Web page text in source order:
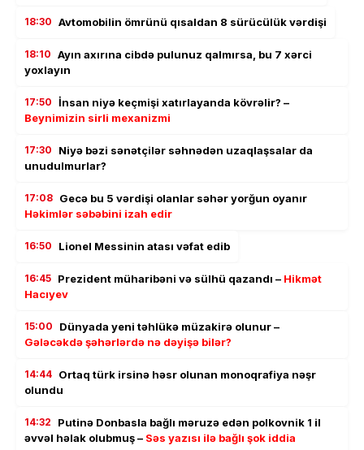
18:30 Avtomobilin ömrünü qısaldan 8 sürücülük vərdişi
18:10 Ayın axırına cibdə pulunuz qalmırsa, bu 7 xərci
yoxlayın
17:50 İnsan niyə keçmişi xatırlayanda kövrəlir? –
Beynimizin sirli mexanizmi
17:30
Niyə bəzi sənətçilər səhnədən uzaqlaşsalar da
unudulmurlar?
17:08 Gecə bu 5 vərdişi olanlar səhər yorğun oyanır
Həkimlər səbəbini izah edir
16:50 Lionel Messinin atası vəfat edib
16:45 Prezident müharibəni və sülhü qazandı – Hikmət
Hacıyev
15:00
Dünyada yeni təhlükə müzakirə olunur –
Gələcəkdə şəhərlərdə nə dəyişə bilər?
14:44 Ortaq türk irsinə həsr olunan monoqrafiya nəşr
olundu
14:32
Putinə Donbasla bağlı məruzə edən polkovnik 1 il
əvvəl həlak olubmuş – Səs yazısı ilə bağlı şok iddia